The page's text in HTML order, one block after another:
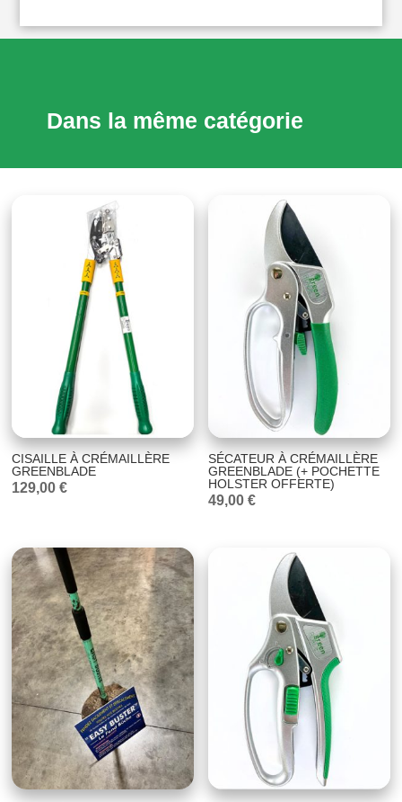
Dans la même catégorie
CISAILLE À CRÉMAILLÈRE
GREENBLADE
129,00€
SÉCATEUR À CRÉMAILLÈRE
GREENBLADE (+ POCHETTE
HOLSTER OFFERTE)
49,00€